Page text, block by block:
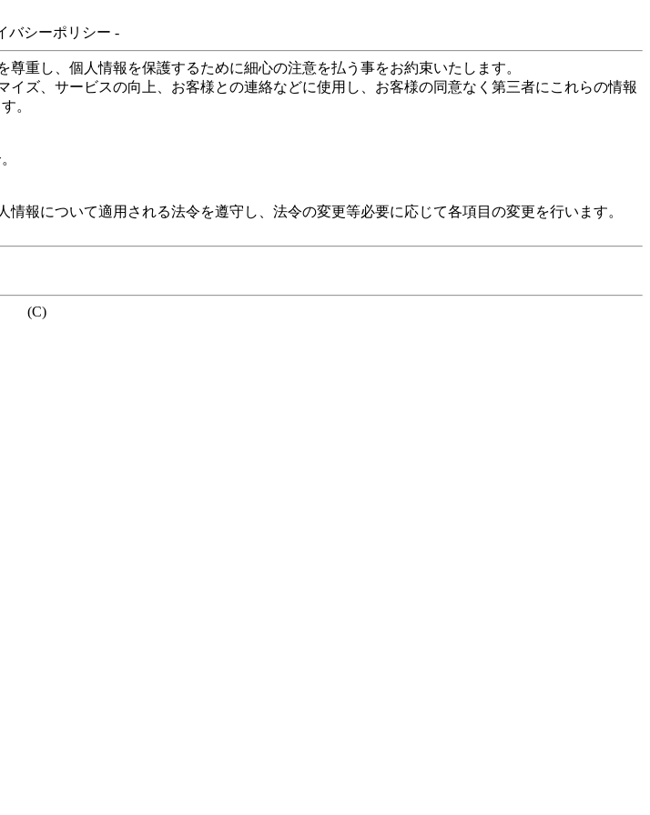
バシーポリシー -
重し、個人情報を保護するために細心の注意を払う事をお約束いたします。
ズ、サービスの向上、お客様との連絡などに使用し、お客様の同意なく第三者にこれらの情報
。
報について適用される法令を遵守し、法令の変更等必要に応じて各項目の変更を行います。
(C)